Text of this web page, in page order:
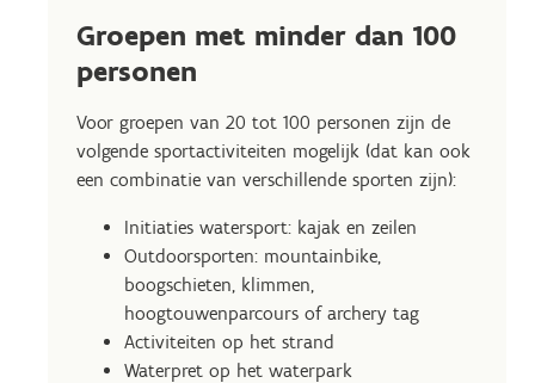
Groepen met minder dan 100
personen
Voor groepen van 20 tot 100 personen zijn de
volgende sportactiviteiten mogelijk (dat kan ook
een combinatie van verschillende sporten zijn):
Initiaties watersport: kajak en zeilen
Outdoorsporten: mountainbike,
boogschieten, klimmen,
hoogtouwenparcours of archery tag
Activiteiten op het strand
Waterpret op het waterpark